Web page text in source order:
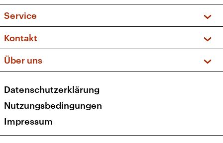
Sendungen und Podcasts
Musikliste
Kakadu – Das Kinderprogramm
Frequenzen (UKW + DAB+)
Service
FAQ
Apps
Newsletter
Veranstaltungen
Kontakt
Social Media
Über uns
Presse
Karriere
Transparenz
Datenschutzerklärung
Nutzungsbedingungen
Impressum